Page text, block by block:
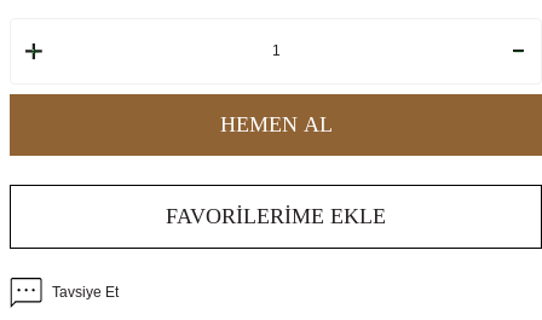
HEMEN AL
FAVORILERIME EKLE
Tavsiye Et